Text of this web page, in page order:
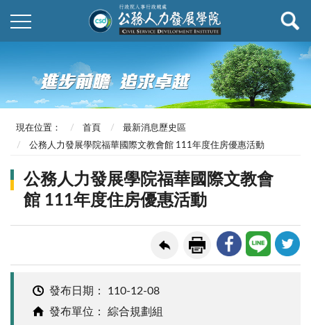
現在位置： 首頁
最新消息歷史區
公務人力發展學院福華國際文教會館 111年度住房優惠活動
公務人力發展學院福華國際文教會
館 111年度住房優惠活動
發布日期： 110-12-08
發布單位： 綜合規劃組